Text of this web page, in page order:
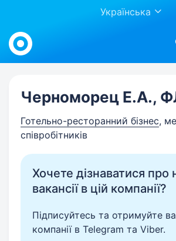
Українська
Work.ua
Черноморец Е.А.,
Готельно-ресторанний бізнес,
співробітників
Хочете дізнаватися про
вакансії в цій компанії?
Підписуйтесь та отримуйте
компанії в Telegram та Viber.